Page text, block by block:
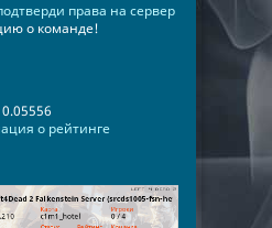
права на сервер
о команде!
о рейтинге